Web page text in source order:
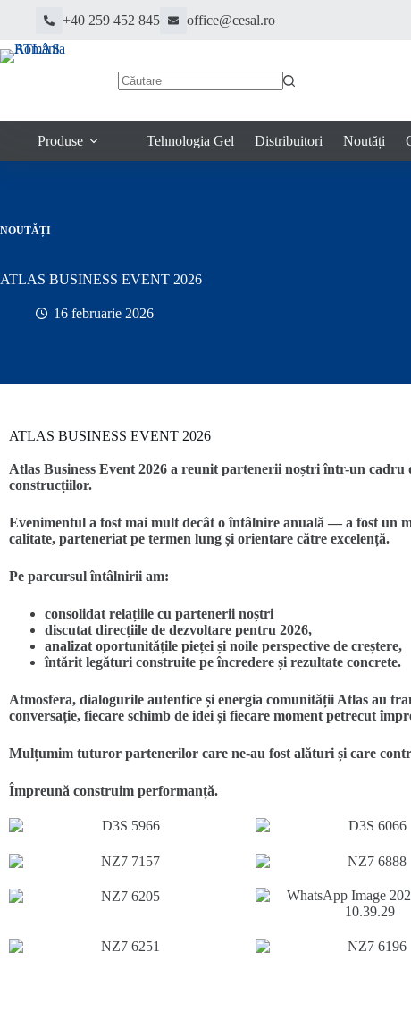
+40 259 452 845 office@cesal.ro
Produse Tehnologia Gel Distribuitori Noutăți
NOUTĂȚI
ATLAS BUSINESS EVENT 2026
16 februarie 2026
ATLAS BUSINESS EVENT 2026
Atlas Business Event 2026 a reunit partenerii noștri într-un
construcțiilor.
Evenimentul a fost mai mult decât o întâlnire anuală — a fost un
calitate, parteneriat pe termen lung și orientare către excelență.
Pe parcursul întâlnirii am:
consolidat relațiile cu partenerii noștri
discutat direcțiile de dezvoltare pentru 2026,
analizat oportunitățile pieței și noile perspective de creștere,
întărit legături construite pe încredere și rezultate concrete.
Atmosfera, dialogurile autentice și energia comunității Atlas au
conversație, fiecare schimb de idei și fiecare moment petrecut
Mulțumim tuturor partenerilor care ne-au fost alături și care
Împreună construim performanță.